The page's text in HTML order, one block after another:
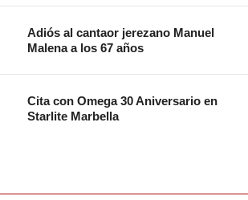
Adiós al cantaor jerezano Manuel
Malena a los 67 años
Cita con Omega 30 Aniversario en
Starlite Marbella